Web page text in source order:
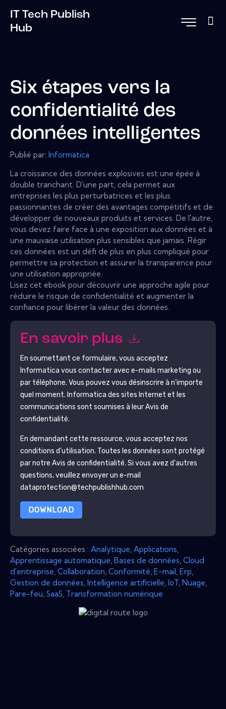
IT Tech Publish
Hub
Six étapes vers la
confidentialité des
données intelligentes
Publié par: Informatica
La croissance des données explosives est une épée à
double tranchant. D'une part, cela permet aux
entreprises les plus perturbatrices et les plus
passionnantes de créer des avantages compétitifs et de
développer de nouveaux produits et services. De l'autre,
vous devez faire face à une exposition aux données et à
une mauvaise utilisation plus sensibles que jamais. Régir
ces données est un défi de plus en plus compliqué pour
permettre sa protection et assurer la transparence pour
une utilisation appropriée.
Lisez cet ebook pour découvrir une approche agile pour
réduire le risque de confidentialité et augmenter la
confiance pour libérer la valeur des données.
En savoir plus
En soumettant ce formulaire, vous acceptez
Informatica vous contacter avec e-mails marketing ou
par téléphone. Vous pouvez vous désinscrire à n'importe
quel moment. Informatica des sites Internet et les
communications sont soumises à leur Avis de
confidentialité.
En demandant cette ressource, vous acceptez nos
conditions d'utilisation. Toutes les données sont protégé
par notre Avis de confidentialité. Si vous avez d'autres
questions, veuillez envoyer un e-mail
dataprotection@techpublishhub.com
DOWNLOAD
Catégories associées : Analytique Applications
Apprentissage automatique Bases de données Cloud
d'entreprise Collaboration Conformité E-mail Erp
Gestion de données Intelligence artificielle IoT Nuage
Pare-feu SaaS Transformation numérique